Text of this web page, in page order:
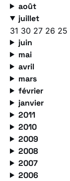
août
juillet
31 30 27 26 25
juin
mai
avril
mars
février
janvier
2011
2010
2009
2008
2007
2006